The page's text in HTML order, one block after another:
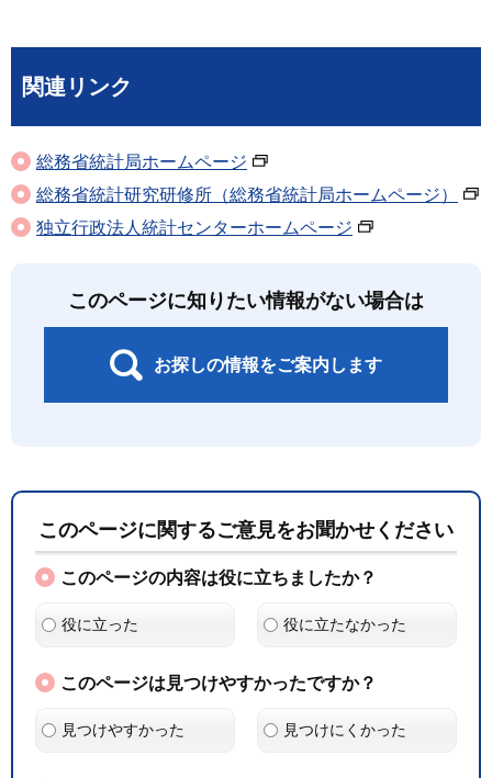
関連リンク
総務省統計局ホームページ
総務省統計研究研修所（総務省統計局ホームページ）
独立行政法人統計センターホームページ
このページに知りたい情報がない場合は
お探しの情報をご案内します
このページに関するご意見をお聞かせください
このページの内容は役に立ちましたか？
役に立った 役に立たなかった
このページは見つけやすかったですか？
見つけやすかった 見つけにくかった